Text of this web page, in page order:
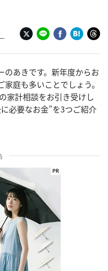
のあきです。新年度からお
庭も多いことでしょう。
家計相談をお引き受けし
必要なお金”を3つご紹介